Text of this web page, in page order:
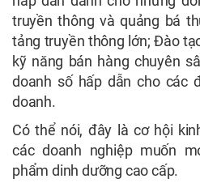
truyền thông và quảng bá
tảng truyền thông lớn; Đào
kỹ năng bán hàng chuyên
doanh số hấp dẫn cho các
doanh.
Có thể nói, đây là cơ hội
các doanh nghiệp muốn
phẩm dinh dưỡng cao cấp.